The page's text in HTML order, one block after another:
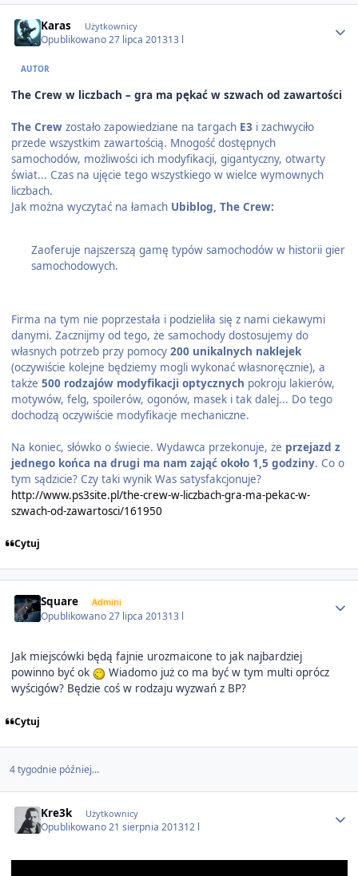
Karas Użytkownicy
Opublikowano27 lipca 201313 l
AUTOR
The Crew w liczbach – gra ma pękać w szwach od zawartości
The Crewzostało zapowiedziane na targach E3 i zachwyciło
przede wszystkim zawartością. Mnogość dostępnych
samochodów, możliwości ich modyfikacji, gigantyczny, otwarty
świat... Czas na ujęcie tego wszystkiego w wielce wymownych
liczbach.
Jak można wyczytać na łamach Ubiblog, The Crew:
Zaoferuje najszerszą gamę typów samochodów w historii gier
samochodowych.
Firma na tym nie poprzestała i podzieliła się z nami ciekawymi
danymi. Zacznijmy od tego, że samochody dostosujemy do
własnych potrzeb przy pomocy 200 unikalnych naklejek
(oczywiście kolejne będziemy mogli wykonać własnoręcznie), a
także 500 rodzajów modyfikacji optycznych pokroju lakierów,
motywów, felg, spoilerów, ogonów, masek i tak dalej... Do tego
dochodzą oczywiście modyfikacje mechaniczne.
Na koniec, słówko o świecie. Wydawca przekonuje, że przejazd z
jednego końca na drugi ma nam zająć około 1,5 godziny. Co o
tym sądzicie? Czy taki wynik Was satysfakcjonuje?
http://www.ps3site.pl/the-crew-w-liczbach-gra-ma-pekac-w-
szwach-od-zawartosci/161950
Cytuj
Square Admini
Opublikowano27 lipca 201313 l
Jak miejscówki będą fajnie urozmaicone to jak najbardziej
powinno być ok
Wiadomo już co ma być w tym multi oprócz
wyścigów? Będzie coś w rodzaju wyzwań z BP?
Cytuj
4 tygodnie później...
Kre3k Użytkownicy
Opublikowano21 sierpnia 201312 l